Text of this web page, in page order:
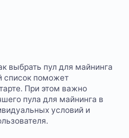
выбрать пул для майнинга
список поможет
При этом важно
пула для майнинга в
условий и